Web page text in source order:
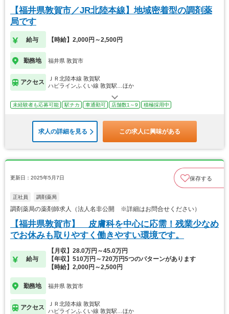
【福井県敦賀市／JR北陸本線】地域密着型の調剤薬
局です
給与 【時給】2,000円～2,500円
勤務地 福井県 敦賀市
アクセス
ＪＲ北陸本線 敦賀駅
ハピラインふくい線 敦賀駅…ほか
未経験者も応募可能 駅チカ 車通勤可 店舗数1～9 積極採用中
求人の詳細を見る この求人に興味がある
更新日：2025年5月7日 保存する
正社員 調剤薬局
調剤薬局の薬剤師求人（法人名非公開 ※詳細はお問合せください）
【福井県敦賀市】 皮膚科を中心に応需！残業少なめ
でお休みも取りやすく働きやすい環境です。
給与
【月収】28.0万円～45.0万円
【年収】510万円～720万円5つのパターンがあります
【時給】2,000円～2,500円
勤務地 福井県 敦賀市
アクセス
ＪＲ北陸本線 敦賀駅
ハピラインふくい線 敦賀駅…ほか